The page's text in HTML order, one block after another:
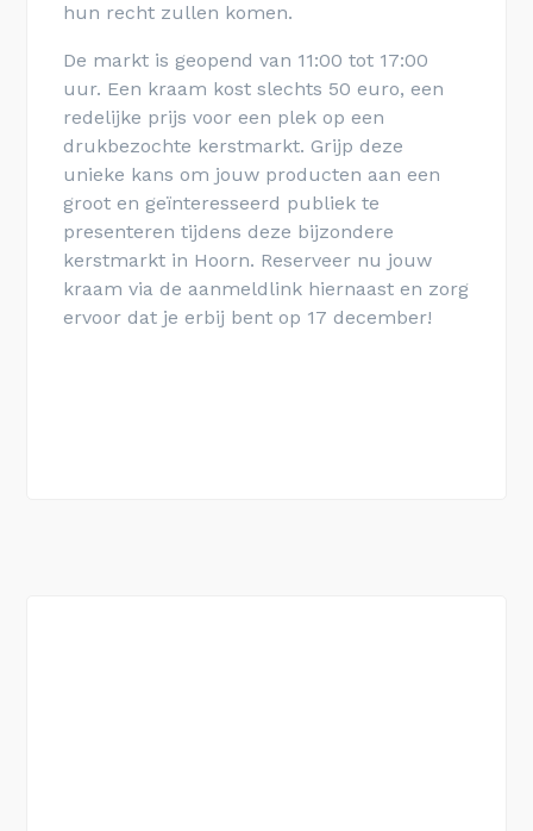
hun recht zullen komen.
De markt is geopend van 11:00 tot 17:00
uur. Een kraam kost slechts 50 euro, een
redelijke prijs voor een plek op een
drukbezochte kerstmarkt. Grijp deze
unieke kans om jouw producten aan een
groot en geïnteresseerd publiek te
presenteren tijdens deze bijzondere
kerstmarkt in Hoorn. Reserveer nu jouw
kraam via de aanmeldlink hiernaast en zorg
ervoor dat je erbij bent op 17 december!